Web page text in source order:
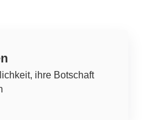
ihre Botschaft